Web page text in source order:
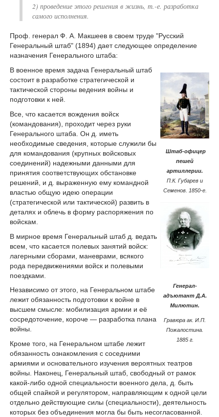
2) проведение этого решения в жизнь, т.-е. разработка
самого исполнения.
Проф. генерал Ф. А. Макшеев в своем труде "Русский
Генеральный штаб" (1894) дает следующее определение
назначения Генерального штаба:
Штаб-офицер
пешей
артиллерии.
П.К. Губарев и
Семенов. 1850-е.
Генерал-
адъютант Д.А.
Милютин.
Гравюра ак. И.П.
Пожалостина.
1885 г.
В военное время задача Генеральный штаб
состоит в разработке стратегической и
тактической стороны ведения войны и
подготовки к ней.
Все, что касается вождения войск
(командования), проходит через руки
Генерального штаба. Он д. иметь
необходимые сведения, которые служили бы
для командования (крупных войсковых
соединений) надежными данными для
принятия соответствующих обстановке
решений, и д. выраженную ему командной
властью общую идею операции
(стратегической или тактической) развить в
деталях и облечь в форму распоряжения по
войскам.
В мирное время Генеральный штаб д. ведать
всем, что касается полевых занятий войск:
лагерными сборами, маневрами, всякого
рода передвижениями войск и полевыми
поездками.
Независимо от этого, на Генеральном штабе
лежит обязанность подготовки к войне в
высшем смысле: мобилизация армии и её
сосредоточение, короче — разработка плана
войны.
Кроме того, на Генеральном штабе лежит
обязанность ознакомления с соседними
армиями и основательного изучения вероятных театров
войны. Наконец, Генеральный штаб, свободный от рамок
какой-либо одной специальности военного дела, д. быть
общей спайкой и регулятором, направляющим к одной цели
отдельно действующие силы (специальности), деятельность
которых без объединения могла бы быть несогласованной.